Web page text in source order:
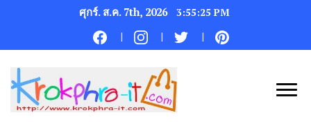
ศุกร์. ส.ค. 7th, 2026 3:55:26 PM